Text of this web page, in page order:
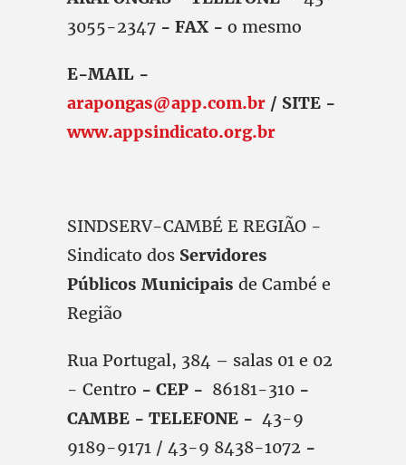
3055-2347 - FAX - o mesmo
E-MAIL -
arapongas@app.com.br / SITE -
www.appsindicato.org.br
SINDSERV-CAMBÉ E REGIÃO -
Sindicato dos Servidores
Públicos Municipais de Cambé e
Região
Rua Portugal, 384 – salas 01 e 02
- Centro - CEP - 86181-310 -
CAMBE - TELEFONE - 43-9
9189-9171 / 43-9 8438-1072 -